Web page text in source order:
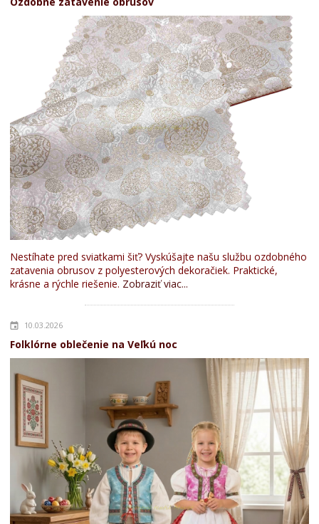
Nestíhate pred sviatkami šiť? Vyskúšajte našu službu ozdobného
zatavenia obrusov z polyesterových dekoračiek. Praktické,
krásne a rýchle riešenie. Zobraziť viac...
10.03.2026
Folklórne oblečenie na Veľkú noc